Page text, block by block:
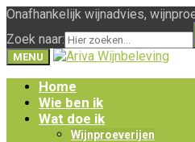
Onafhankelijk wijnadvies,
Zoek naar:
MENU
Home
Wie ben ik
Wat doe ik
Wijnproeverijen